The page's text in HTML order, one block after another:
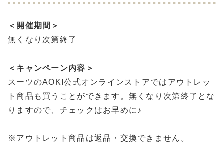
＜開催期間＞
無くなり次第終了
＜キャンペーン内容＞
スーツのAOKI公式オンラインストアではアウトレッ
ト商品も買うことができます。無くなり次第終了とな
りますので、チェックはお早めに♪
※アウトレット商品は返品・交換できません。